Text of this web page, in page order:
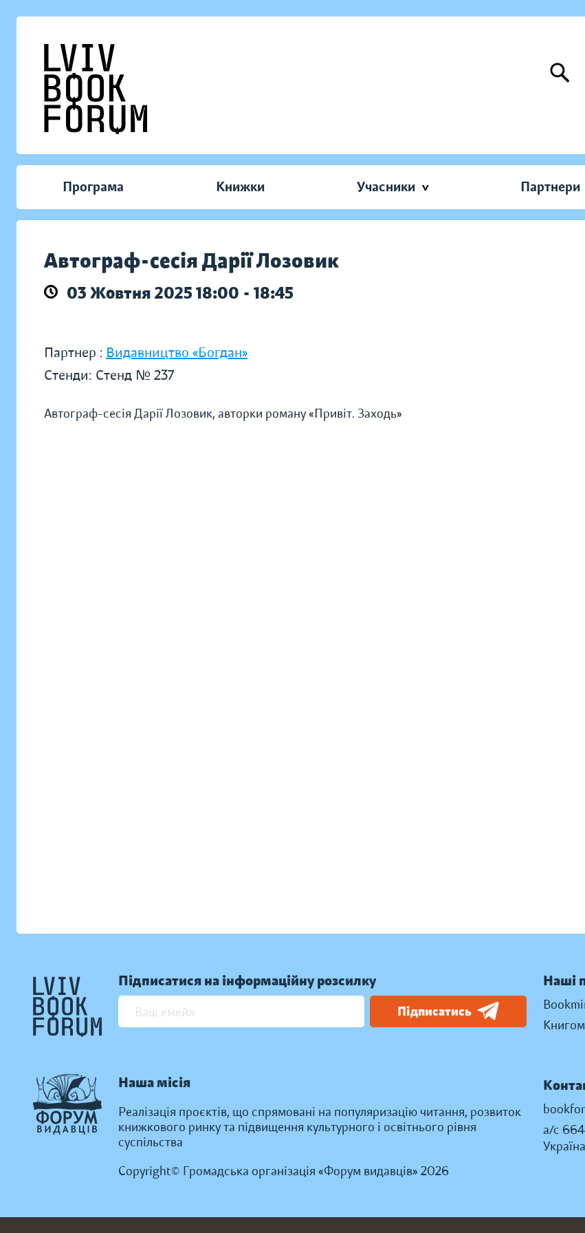
Програма Книжки Учасники Партнери
Автограф-сесія Дарії Лозовик
03 Жовтня 2025 18:00 - 18:45
Партнер : Видавництво «Богдан»
Стенди: Стенд № 237
Автограф-сесія Дарії Лозовик, авторки роману «Привіт. Заходь»
Підписатися на інформаційну розсилку
Підписатись
Наша місія
Реалізація проєктів, що спрямовані на популяризацію читання, розвиток
книжкового ринку та підвищення культурного і освітнього рівня
суспільства
Copyright© Громадська організація «Форум видавців» 2026
Наші
а/с
Україна